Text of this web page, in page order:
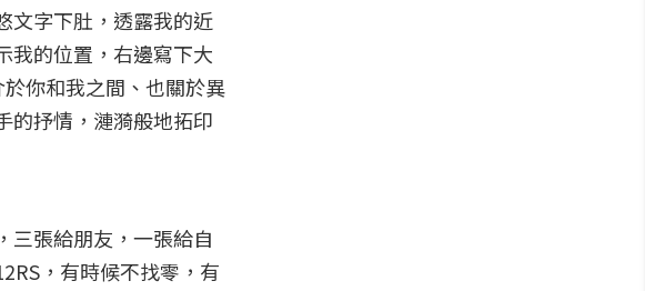
文字下肚，透露我的近
我的位置，右邊寫下大
你和我之間、也關於異
的抒情，漣漪般地拓印
三張給朋友，一張給自
，有時候不找零，有